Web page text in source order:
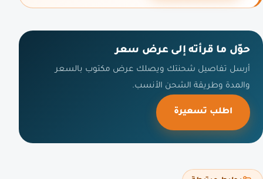
حوّل ما قرأته إلى عرض سعر
أرسل تفاصيل شحنتك ويصلك عرض مكتوب بالسعر
والمدة وطريقة الشحن الأنسب.
اطلب تسعيرة